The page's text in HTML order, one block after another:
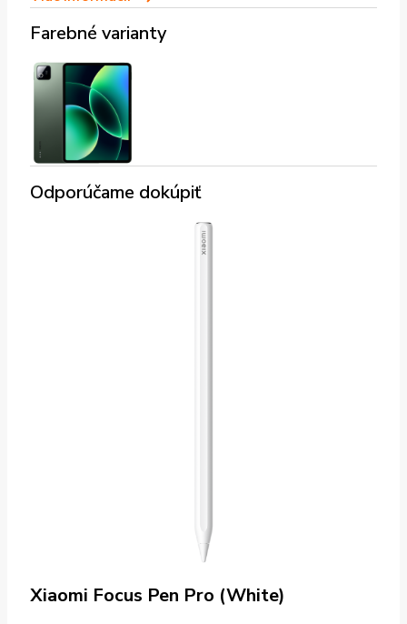
Farebné varianty
Odporúčame dokúpiť
Xiaomi Focus Pen Pro (White)